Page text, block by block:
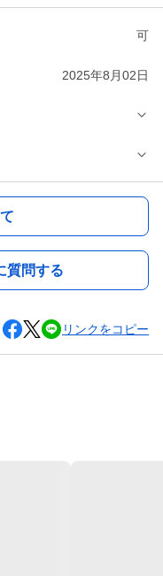
可
2025年8月02日
質問する
リンクをコピー